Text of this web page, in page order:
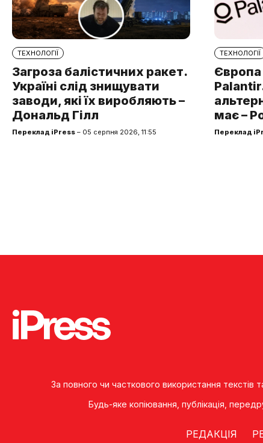
ТЕХНОЛОГІЇ
Загроза балістичних ракет.
Україні слід знищувати
заводи, які їх виробляють –
Дональд Гілл
Переклад iPress – 05 серпня 2026, 11:55
ТЕХНОЛОГІЇ
Європа
має –
Переклад
За повного чи часткового використання текстів
Будь-яке копiювання, публiкацiя,
РЕДАКЦІЯ